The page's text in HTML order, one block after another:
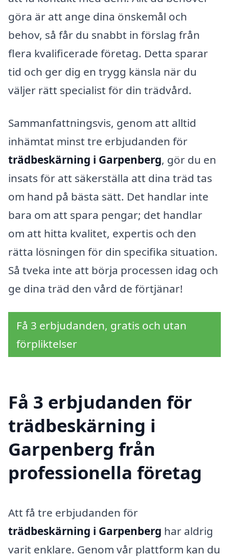
göra är att ange dina önskemål och
behov, så får du snabbt in förslag från
flera kvalificerade företag. Detta sparar
tid och ger dig en trygg känsla när du
väljer rätt specialist för din trädvård.
Sammanfattningsvis, genom att alltid
inhämtat minst tre erbjudanden för
trädbeskärning i Garpenberg, gör du en
insats för att säkerställa att dina träd tas
om hand på bästa sätt. Det handlar inte
bara om att spara pengar; det handlar
om att hitta kvalitet, expertis och den
rätta lösningen för din specifika situation.
Så tveka inte att börja processen idag och
ge dina träd den vård de förtjänar!
Få 3 erbjudanden, gratis och utan
förpliktelser
Få 3 erbjudanden för
trädbeskärning i
Garpenberg från
professionella företag
Att få tre erbjudanden för
trädbeskärning i Garpenberg har aldrig
varit enklare. Genom vår plattform kan du